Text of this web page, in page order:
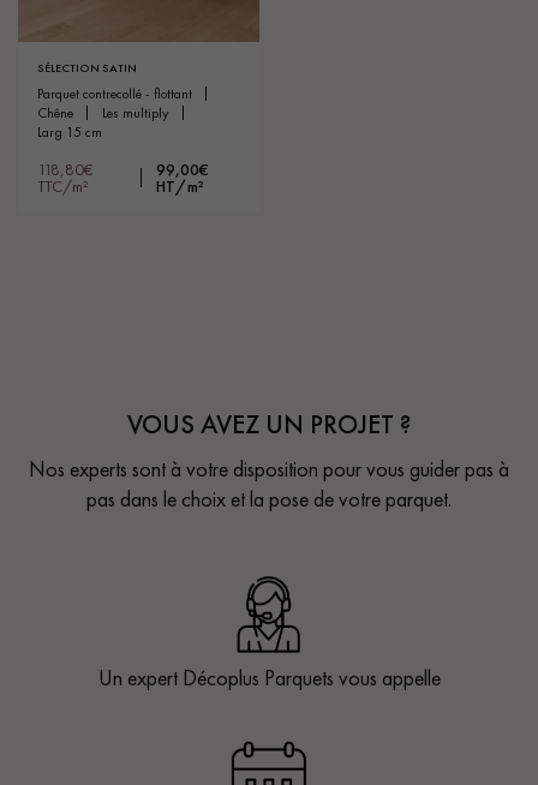
SÉLECTION SATIN
parquet contrecollé - flottant
chêne
les multiply
larg 15 cm
118,80€
TTC/m²
99,00€
HT/m²
VOUS AVEZ UN PROJET ?
Nos experts sont à votre disposition pour vous guider pas à
pas dans le choix et la pose de votre parquet.
Un expert Décoplus Parquets vous appelle